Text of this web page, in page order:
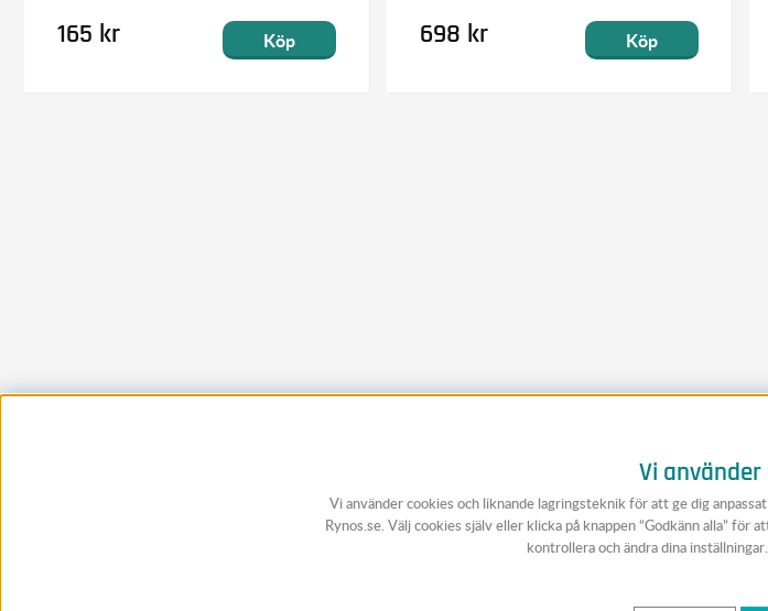
165 kr Köp 698 kr Köp
Vi använder
Vi använder cookies och liknande lagringsteknik för att ge dig
Rynos.se. Välj cookies själv eller klicka på knappen “Godkänn alla”
kontrollera och ändra dina inställningar.